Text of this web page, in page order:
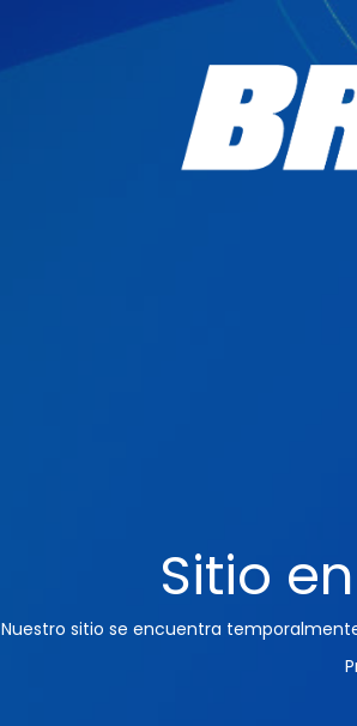
Sitio
Nuestro sitio se encuentra